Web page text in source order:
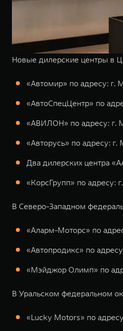
Новые дилерские центры в
«Автомир» по адресу:
«АвтоСпецЦентр» по
«АВИЛОН» по адресу: г.
«Авторусь» по адресу:
Два дилерских центра
«КорсГрупп» по адресу:
В Северо-Западном
«Аларм-Моторс» по
«Автопродикс» по
«Мэйджор Олимп» по
В Уральском федеральном
«Lucky Motors» по